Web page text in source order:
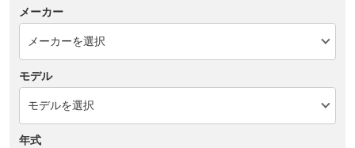
メーカー
モデル
年式